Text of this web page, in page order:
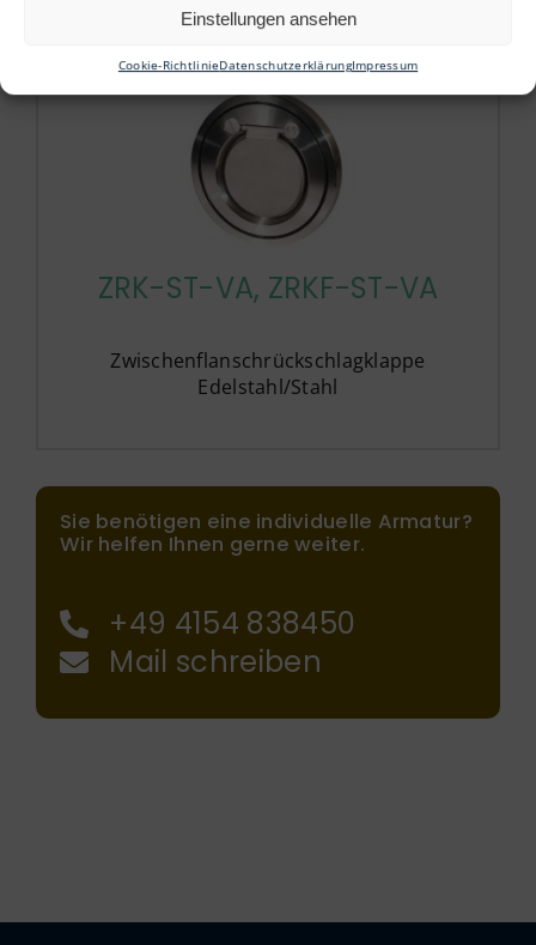
Einstellungen ansehen
Cookie-RichtlinieDatenschutzerklärungImpressum
ZRK-ST-VA, ZRKF-ST-VA
Zwischenflanschrückschlagklappe
Edelstahl/Stahl
Sie benötigen eine individuelle Armatur?
Wir helfen Ihnen gerne weiter.
+49 4154 838450
Mail schreiben